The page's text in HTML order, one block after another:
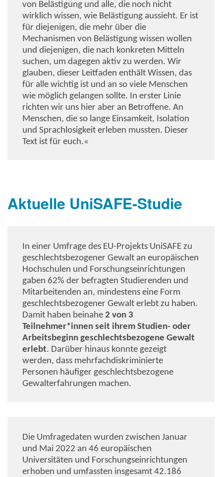
von Belästigung und alle, die noch nicht
wirklich wissen, wie Belästigung aussieht. Er ist
für diejenigen, die mehr über die
Mechanismen von Belästigung wissen wollen
und diejenigen, die nach konkreten Mitteln
suchen, um dagegen aktiv zu werden. Wir
glauben, dieser Leitfaden enthält Wissen, das
für alle wichtig ist und an so viele Menschen
wie möglich gelangen sollte. In erster Linie
richten wir uns hier aber an Betroffene. An
Menschen, die so lange Einsamkeit, Isolation
und Sprachlosigkeit erleben mussten. Dieser
Text ist für euch.«
Aktuelle UniSAFE-Studie
In einer Umfrage des EU-Projekts UniSAFE zu
geschlechtsbezogener Gewalt an europäischen
Hochschulen und Forschungseinrichtungen
gaben 62% der befragten Studierenden und
Mitarbeitenden an, mindestens eine Form
geschlechtsbezogener Gewalt erlebt zu haben.
Damit haben beinahe 2 von 3
Teilnehmer*innen seit ihrem Studien- oder
Arbeitsbeginn geschlechtsbezogene Gewalt
erlebt. Darüber hinaus konnte gezeigt
werden, dass mehrfachdiskriminierte
Personen häufiger geschlechtsbezogene
Gewalterfahrungen machen.
Die Umfragedaten wurden zwischen Januar
und Mai 2022 an 46 europäischen
Universitäten und Forschungseinrichtungen
erhoben und umfassten insgesamt 42.186